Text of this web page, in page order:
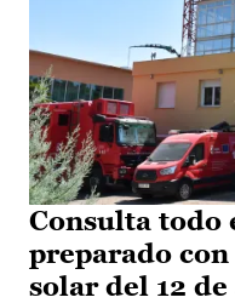
Consulta todo
preparado
solar del 12 de